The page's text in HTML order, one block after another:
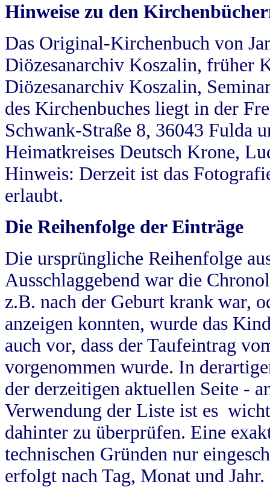
Hinweise zu den
Das Original-Kirchenbuch von
Diözesanarchiv Koszalin, früher
Diözesanarchiv Koszalin,
des Kirchenbuches liegt in der
Schwank-Straße 8, 36043 Fulda
Heimatkreises Deutsch Krone,
Hinweis: Derzeit ist das
erlaubt.
Die Reihenfolge der Einträge
Die ursprüngliche Reihenfolge
Ausschlaggebend war die
z.B. nach der Geburt krank war,
anzeigen konnten, wurde das
auch vor, dass der Taufeintrag
vorgenommen wurde. In
der derzeitigen aktuellen Seite -
Verwendung der Liste ist es
dahinter zu überprüfen. Eine
technischen Gründen nur
erfolgt nach Tag, Monat und Jahr.